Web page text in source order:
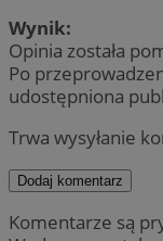
Wynik:
Opinia została
Po
udostępniona
Trwa wysyłanie
Dodaj komentarz
Komentarze są